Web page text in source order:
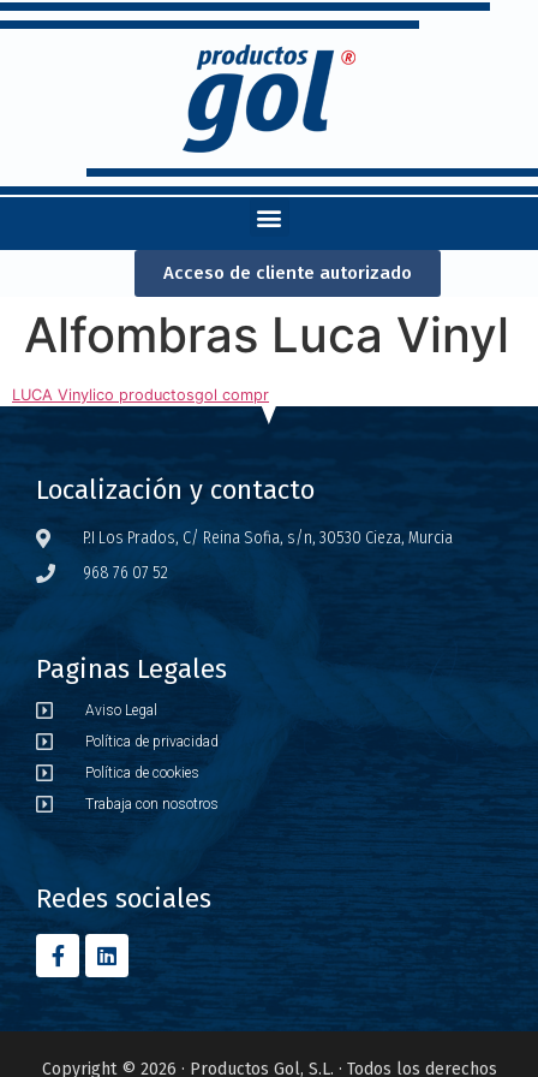
Acceso de cliente autorizado
Alfombras Luca Vinyl
LUCA Vinylico productosgol compr
Localización y contacto
P.I Los Prados, C/ Reina Sofia, s/n, 30530 Cieza, Murcia
968 76 07 52
Paginas Legales
Aviso Legal
Política de privacidad
Política de cookies
Trabaja con nosotros
Redes sociales
Copyright © 2026 · Productos Gol, S.L. · Todos los derechos